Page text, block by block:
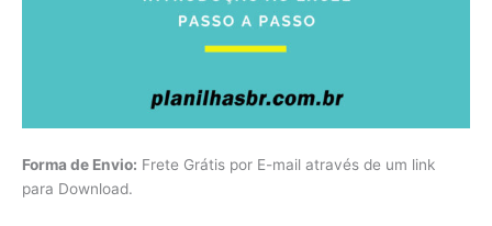
Forma de Envio: Frete Grátis por E-mail através de um link
para Download.